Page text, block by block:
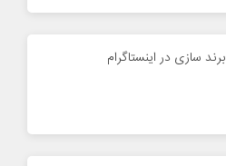
برند سازی در اینستاگرام